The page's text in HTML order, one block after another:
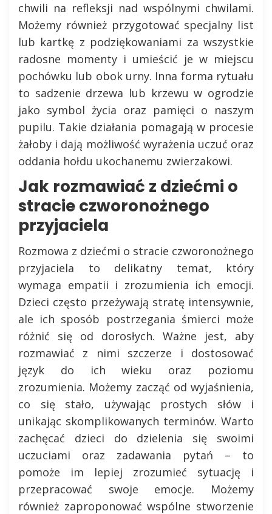
chwili na refleksji nad wspólnymi chwilami.
Możemy również przygotować specjalny list
lub kartkę z podziękowaniami za wszystkie
radosne momenty i umieścić je w miejscu
pochówku lub obok urny. Inna forma rytuału
to sadzenie drzewa lub krzewu w ogrodzie
jako symbol życia oraz pamięci o naszym
pupilu. Takie działania pomagają w procesie
żałoby i dają możliwość wyrażenia uczuć oraz
oddania hołdu ukochanemu zwierzakowi.
Jak rozmawiać z dziećmi o
stracie czworonożnego
przyjaciela
Rozmowa z dziećmi o stracie czworonożnego
przyjaciela to delikatny temat, który
wymaga empatii i zrozumienia ich emocji.
Dzieci często przeżywają stratę intensywnie,
ale ich sposób postrzegania śmierci może
różnić się od dorosłych. Ważne jest, aby
rozmawiać z nimi szczerze i dostosować
język do ich wieku oraz poziomu
zrozumienia. Możemy zacząć od wyjaśnienia,
co się stało, używając prostych słów i
unikając skomplikowanych terminów. Warto
zachęcać dzieci do dzielenia się swoimi
uczuciami oraz zadawania pytań – to
pomoże im lepiej zrozumieć sytuację i
przepracować swoje emocje. Możemy
również zaproponować wspólne stworzenie